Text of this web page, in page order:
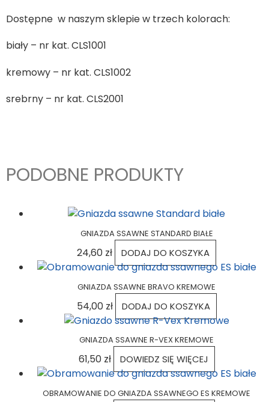
Dostępne w naszym sklepie w trzech kolorach:
biały – nr kat. CLS1001
kremowy – nr kat. CLS1002
srebrny – nr kat. CLS2001
PODOBNE PRODUKTY
GNIAZDA SSAWNE STANDARD BIAŁE
24,60 zł DODAJ DO KOSZYKA
GNIAZDA SSAWNE BRAVO KREMOWE
54,00 zł DODAJ DO KOSZYKA
GNIAZDA SSAWNE R-VEX KREMOWE
61,50 zł DOWIEDZ SIĘ WIĘCEJ
OBRAMOWANIE DO GNIAZDA SSAWNEGO ES KREMOWE